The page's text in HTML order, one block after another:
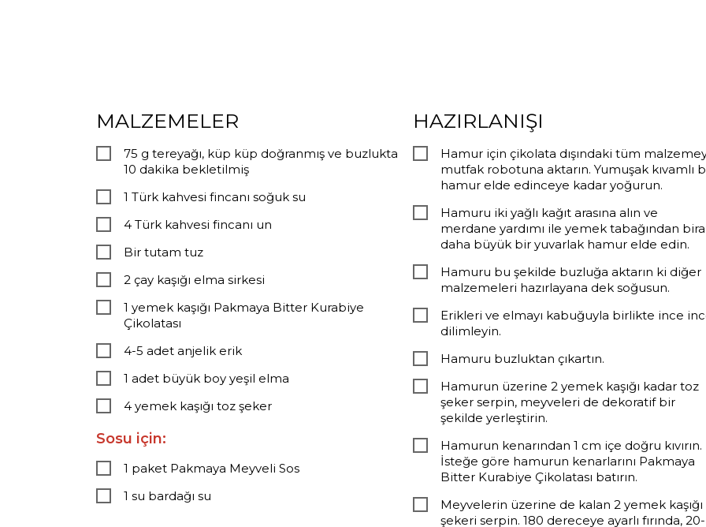
MALZEMELER
75 g tereyağı, küp küp doğranmış ve buzlukta
10 dakika bekletilmiş
1 Türk kahvesi fincanı soğuk su
4 Türk kahvesi fincanı un
Bir tutam tuz
2 çay kaşığı elma sirkesi
1 yemek kaşığı Pakmaya Bitter Kurabiye
Çikolatası
4-5 adet anjelik erik
1 adet büyük boy yeşil elma
4 yemek kaşığı toz şeker
Sosu için:
1 paket Pakmaya Meyveli Sos
1 su bardağı su
HAZIRLANIŞI
Hamur için çikolata dışındaki tüm
mutfak robotuna aktarın. Yumuşak kıvamlı
hamur elde edinceye kadar yoğurun.
Hamuru iki yağlı kağıt arasına alın ve
merdane yardımı ile yemek tabağından
daha büyük bir yuvarlak hamur elde edin.
Hamuru bu şekilde buzluğa aktarın ki diğer
malzemeleri hazırlayana dek soğusun.
Erikleri ve elmayı kabuğuyla birlikte ince
dilimleyin.
Hamuru buzluktan çıkartın.
Hamurun üzerine 2 yemek kaşığı kadar toz
şeker serpin, meyveleri de dekoratif bir
şekilde yerleştirin.
Hamurun kenarından 1 cm içe doğru kıvırın.
İsteğe göre hamurun kenarlarını Pakmaya
Bitter Kurabiye Çikolatası batırın.
Meyvelerin üzerine de kalan 2 yemek kaşığı
şekeri serpin. 180 dereceye ayarlı fırında, 20-